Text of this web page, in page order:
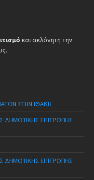
και ακλόνητη την
ΣΤΗΝ ΙΘΑΚΗ
ΔΗΜΟΤΙΚΗΣ ΕΠΙΤΡΟΠΗΣ
ΔΗΜΟΤΙΚΗΣ ΕΠΙΤΡΟΠΗΣ